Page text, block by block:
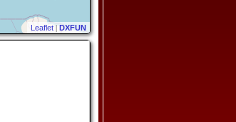
Leaflet | DXFUN